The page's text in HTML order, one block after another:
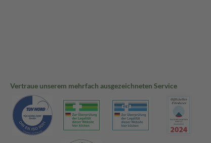
Vertraue unserem mehrfach ausgezeichneten Service